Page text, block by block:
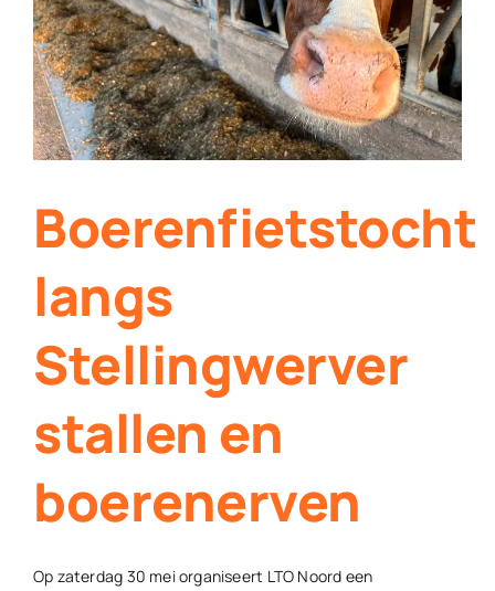
Contact
Plaats je eigen nieuws
Boerenfietstocht
langs
Stellingwerver
stallen en
boerenerven
Op zaterdag 30 mei organiseert LTO Noord een